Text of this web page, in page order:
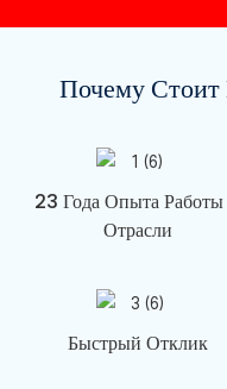
Почему
23 Года Опыта
Отрасли
Быстрый Отклик